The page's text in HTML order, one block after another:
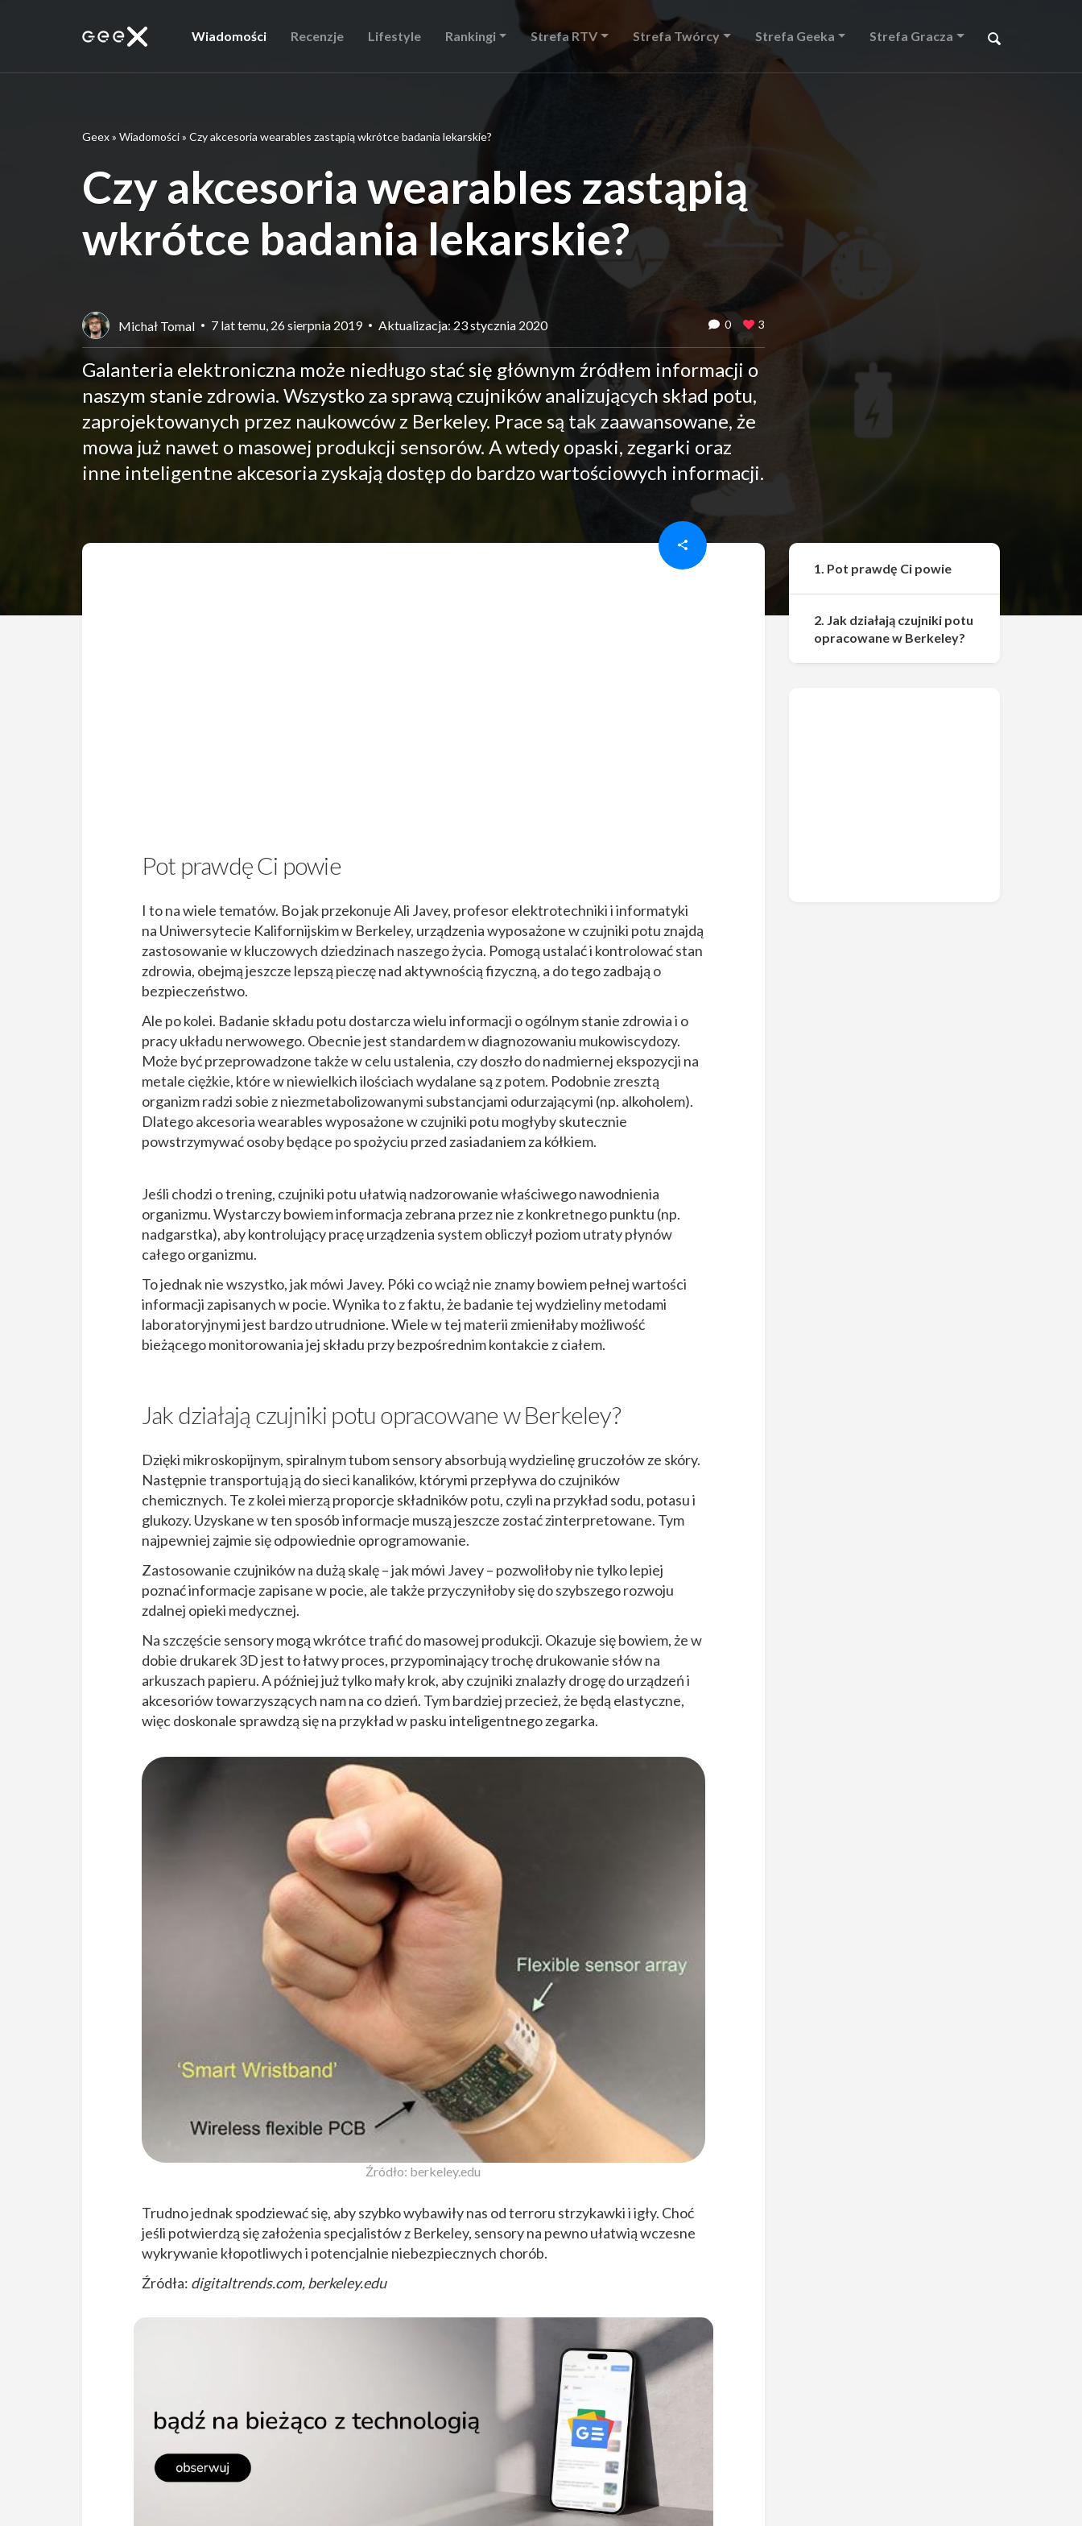
Wiadomości Recenzje Lifestyle Rankingi Strefa RTV Strefa Twórcy Strefa Geeka Strefa Gracza
Geex» Wiadomości» Czy akcesoria wearables zastąpią wkrótce badania lekarskie?
Czy akcesoria wearables zastąpią
wkrótce badania lekarskie?
Michał Tomal 7 lat temu, 26 sierpnia 2019 Aktualizacja: 23 stycznia 2020 0 3
Galanteria elektroniczna może niedługo stać się głównym źródłem informacji o
naszym stanie zdrowia. Wszystko za sprawą czujników analizujących skład potu,
zaprojektowanych przez naukowców z Berkeley. Prace są tak zaawansowane, że
mowa już nawet o masowej produkcji sensorów. A wtedy opaski, zegarki oraz
inne inteligentne akcesoria zyskają dostęp do bardzo wartościowych informacji.
Pot prawdę Ci powie
I to na wiele tematów. Bo jak przekonuje Ali Javey, profesor elektrotechniki i informatyki
na Uniwersytecie Kalifornijskim w Berkeley, urządzenia wyposażone w czujniki potu znajdą
zastosowanie w kluczowych dziedzinach naszego życia. Pomogą ustalać i kontrolować stan
zdrowia, obejmą jeszcze lepszą pieczę nad aktywnością fizyczną, a do tego zadbają o
bezpieczeństwo.
Ale po kolei. Badanie składu potu dostarcza wielu informacji o ogólnym stanie zdrowia i o
pracy układu nerwowego. Obecnie jest standardem w diagnozowaniu mukowiscydozy.
Może być przeprowadzone także w celu ustalenia, czy doszło do nadmiernej ekspozycji na
metale ciężkie, które w niewielkich ilościach wydalane są z potem. Podobnie zresztą
organizm radzi sobie z niezmetabolizowanymi substancjami odurzającymi (np. alkoholem).
Dlatego akcesoria wearables wyposażone w czujniki potu mogłyby skutecznie
powstrzymywać osoby będące po spożyciu przed zasiadaniem za kółkiem.
Jeśli chodzi o trening, czujniki potu ułatwią nadzorowanie właściwego nawodnienia
organizmu. Wystarczy bowiem informacja zebrana przez nie z konkretnego punktu (np.
nadgarstka), aby kontrolujący pracę urządzenia system obliczył poziom utraty płynów
całego organizmu.
To jednak nie wszystko, jak mówi Javey. Póki co wciąż nie znamy bowiem pełnej wartości
informacji zapisanych w pocie. Wynika to z faktu, że badanie tej wydzieliny metodami
laboratoryjnymi jest bardzo utrudnione. Wiele w tej materii zmieniłaby możliwość
bieżącego monitorowania jej składu przy bezpośrednim kontakcie z ciałem.
Jak działają czujniki potu opracowane w Berkeley?
Dzięki mikroskopijnym, spiralnym tubom sensory absorbują wydzielinę gruczołów ze skóry.
Następnie transportują ją do sieci kanalików, którymi przepływa do czujników
chemicznych. Te z kolei mierzą proporcje składników potu, czyli na przykład sodu, potasu i
glukozy. Uzyskane w ten sposób informacje muszą jeszcze zostać zinterpretowane. Tym
najpewniej zajmie się odpowiednie oprogramowanie.
Zastosowanie czujników na dużą skalę – jak mówi Javey – pozwoliłoby nie tylko lepiej
poznać informacje zapisane w pocie, ale także przyczyniłoby się do szybszego rozwoju
zdalnej opieki medycznej.
Na szczęście sensory mogą wkrótce trafić do masowej produkcji. Okazuje się bowiem, że w
dobie drukarek 3D jest to łatwy proces, przypominający trochę drukowanie słów na
arkuszach papieru. A później już tylko mały krok, aby czujniki znalazły drogę do urządzeń i
akcesoriów towarzyszących nam na co dzień. Tym bardziej przecież, że będą elastyczne,
więc doskonale sprawdzą się na przykład w pasku inteligentnego zegarka.
Źródło: berkeley.edu
Trudno jednak spodziewać się, aby szybko wybawiły nas od terroru strzykawki i igły. Choć
jeśli potwierdzą się założenia specjalistów z Berkeley, sensory na pewno ułatwią wczesne
wykrywanie kłopotliwych i potencjalnie niebezpiecznych chorób.
Źródła: digitaltrends.com, berkeley.edu
1. Pot prawdę Ci powie
2. Jak działają czujniki potu
opracowane w Berkeley?